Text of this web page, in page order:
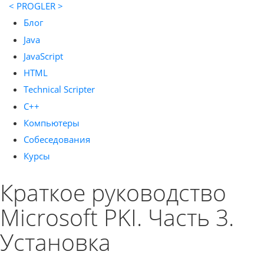
< PROGLER >
Блог
Java
JavaScript
HTML
Technical Scripter
C++
Компьютеры
Собеседования
Курсы
Краткое руководство
Microsoft PKI. Часть 3.
Установка